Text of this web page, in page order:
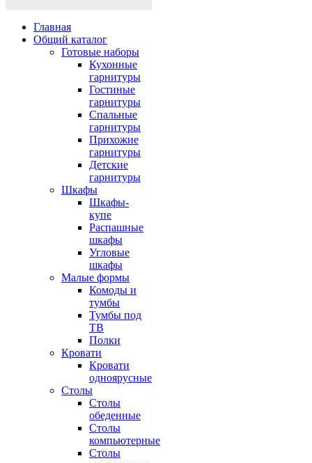
Главная
Общий каталог
Готовые наборы
Кухонные
гарнитуры
Гостиные
гарнитуры
Спальные
гарнитуры
Прихожие
гарнитуры
Детские
гарнитуры
Шкафы
Шкафы-
купе
Распашные
шкафы
Угловые
шкафы
Малые формы
Комоды и
тумбы
Тумбы под
ТВ
Полки
Кровати
Кровати
одноярусные
Столы
Столы
обеденные
Столы
компьютерные
Столы